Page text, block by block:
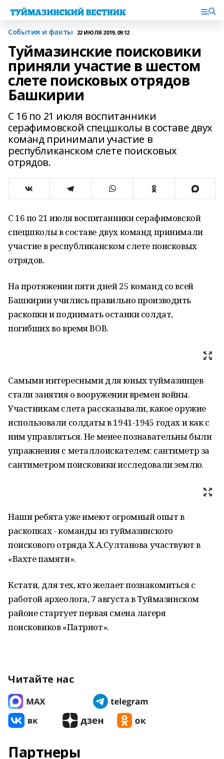
События и факты 22 ИЮЛЯ 2019, 09:12
Туймазинские поисковики
приняли участие в шестом
слете поисковых отрядов
Башкирии
С 16 по 21 июля воспитанники
серафимовской спецшколы в составе двух
команд принимали участие в
республиканском слете поисковых
отрядов.
С 16 по 21 июля воспитанники серафимовской
спецшколы в составе двух команд принимали
участие в республиканском слете поисковых
отрядов.
На протяжении пяти дней 25 команд со всей
Башкирии учились правильно производить
раскопки и поднимать останки солдат,
погибших во время ВОВ.
Самыми интересными для юных туймазинцев
стали занятия о вооружении времен войны.
Участникам слета рассказывали, какое оружие
использовали солдаты в 1941-1945 годах и как с
ним управляться. Не менее познавательны были
упражнения с металлоискателем: сантиметр за
сантиметром поисковики исследовали землю.
Наши ребята уже имеют огромный опыт в
раскопках - команды из туймазинского
поискового отряда Х.А.Султанова участвуют в
«Вахте памяти».
Кстати, для тех, кто желает познакомиться с
работой археолога, 7 августа в Туймазинском
районе стартует первая смена лагеря
поисковиков «Патриот».
Читайте нас
Партнеры